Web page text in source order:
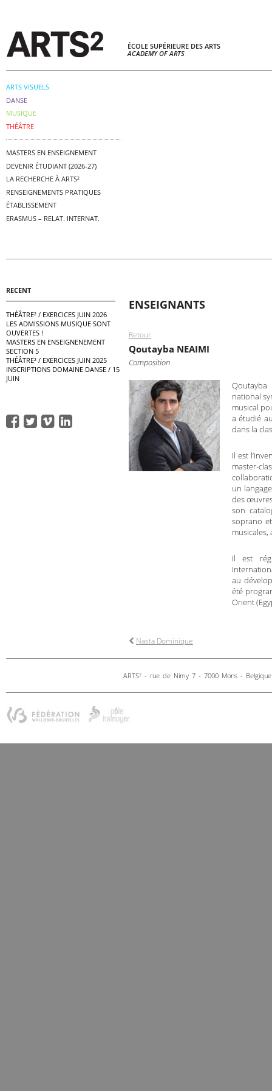
ÉCOLE SUPÉRIEURE DES ARTS
ACADEMY OF ARTS
ARTS VISUELS
DANSE
MUSIQUE
THÉÂTRE
MASTERS EN ENSEIGNEMENT
DEVENIR ÉTUDIANT (2026-27)
LA RECHERCHE À ARTS²
RENSEIGNEMENTS PRATIQUES
ÉTABLISSEMENT
ERASMUS – RELAT. INTERNAT.
RECENT
THÉÂTRE² / EXERCICES JUIN 2026
LES ADMISSIONS MUSIQUE SONT
OUVERTES !
MASTERS EN ENSEIGNENEMENT
SECTION 5
THÉÂTRE² / EXERCICES JUIN 2025
INSCRIPTIONS DOMAINE DANSE / 15
JUIN
ENSEIGNANTS
Retour
Qoutayba NEAIMI
Composition
Qoutayba
national
musical
a étudié
dans la
Il est
master-
un
des
son
soprano
musicales,
Il est
au
été
Orient
Nasta Dominique
ARTS2 - rue de Nimy 7 - 7000 Mons -